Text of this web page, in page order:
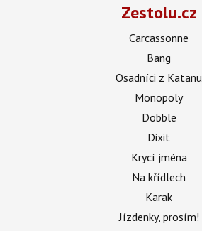
Zestolu.cz
Carcassonne
Bang
Osadníci z Katanu
Monopoly
Dobble
Dixit
Krycí jména
Na křídlech
Karak
Jízdenky, prosím!